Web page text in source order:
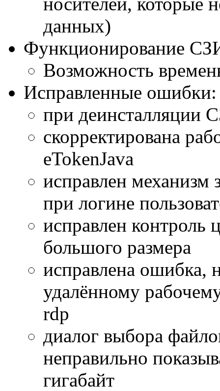
данных)
Функционирование
Возможность
Исправленные ошибки:
при деинсталляции
скорректирована
eTokenJava
исправлен механизм
при логине
исправлен контроль
большого размера
исправлена ошибка,
удалённому
rdp
диалог выбора
неправильно
гигабайт